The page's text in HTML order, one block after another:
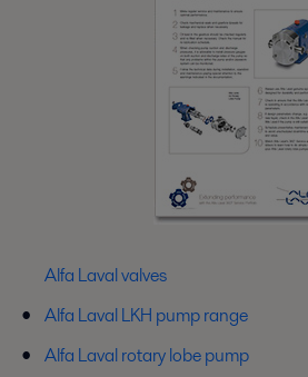
Alfa Laval valves
Alfa Laval LKH pump range
Alfa Laval rotary lobe pump